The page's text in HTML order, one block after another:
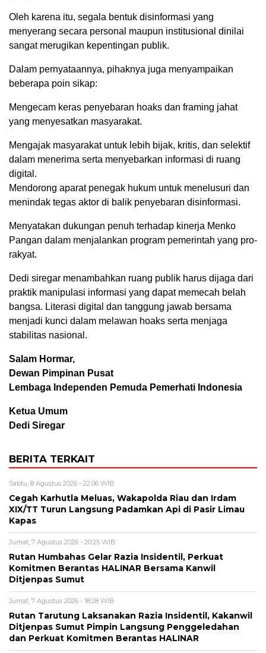
Oleh karena itu, segala bentuk disinformasi yang
menyerang secara personal maupun institusional dinilai
sangat merugikan kepentingan publik.
Dalam pernyataannya, pihaknya juga menyampaikan
beberapa poin sikap:
Mengecam keras penyebaran hoaks dan framing jahat
yang menyesatkan masyarakat.
Mengajak masyarakat untuk lebih bijak, kritis, dan selektif
dalam menerima serta menyebarkan informasi di ruang
digital.
Mendorong aparat penegak hukum untuk menelusuri dan
menindak tegas aktor di balik penyebaran disinformasi.
Menyatakan dukungan penuh terhadap kinerja Menko
Pangan dalam menjalankan program pemerintah yang pro-
rakyat.
Dedi siregar menambahkan ruang publik harus dijaga dari
praktik manipulasi informasi yang dapat memecah belah
bangsa. Literasi digital dan tanggung jawab bersama
menjadi kunci dalam melawan hoaks serta menjaga
stabilitas nasional.
Salam Hormar,
Dewan Pimpinan Pusat
Lembaga Independen Pemuda Pemerhati Indonesia
Ketua Umum
Dedi Siregar
BERITA TERKAIT
Sabtu, 8 Agustus 2026 - 22:06 WIB
Cegah Karhutla Meluas, Wakapolda Riau dan Irdam
XIX/TT Turun Langsung Padamkan Api di Pasir Limau
Kapas
Jumat, 7 Agustus 2026 - 20:25 WIB
Rutan Humbahas Gelar Razia Insidentil, Perkuat
Komitmen Berantas HALINAR Bersama Kanwil
Ditjenpas Sumut
Jumat, 7 Agustus 2026 - 18:28 WIB
Rutan Tarutung Laksanakan Razia Insidentil, Kakanwil
Ditjenpas Sumut Pimpin Langsung Penggeledahan
dan Perkuat Komitmen Berantas HALINAR